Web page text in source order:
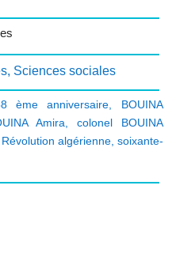
, Sciences sociales
ème anniversaire
BOUINA
Amira
colonel BOUINA
Révolution algérienne, soixante-